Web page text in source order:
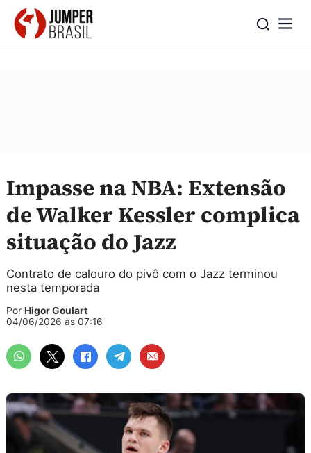
Impasse na NBA: Extensão
de Walker Kessler complica
situação do Jazz
Contrato de calouro do pivô com o Jazz terminou
nesta temporada
Por Higor Goulart
04/06/2026 às 07:16